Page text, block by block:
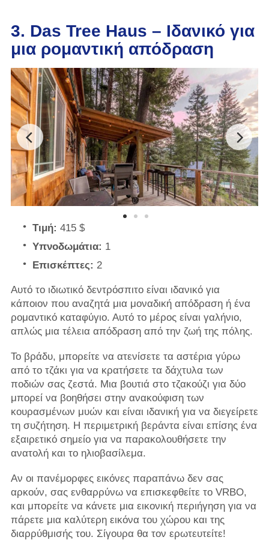
3. Das Tree Haus – Ιδανικό για
μια ρομαντική απόδραση
Τιμή: 415 $
Υπνοδωμάτια: 1
Επισκέπτες: 2
Αυτό το ιδιωτικό δεντρόσπιτο είναι ιδανικό για
κάποιον που αναζητά μια μοναδική απόδραση ή ένα
ρομαντικό καταφύγιο. Αυτό το μέρος είναι γαλήνιο,
απλώς μια τέλεια απόδραση από την ζωή της πόλης.
Το βράδυ, μπορείτε να ατενίσετε τα αστέρια γύρω
από το τζάκι για να κρατήσετε τα δάχτυλα των
ποδιών σας ζεστά. Μια βουτιά στο τζακούζι για δύο
μπορεί να βοηθήσει στην ανακούφιση των
κουρασμένων μυών και είναι ιδανική για να διεγείρετε
τη συζήτηση. Η περιμετρική βεράντα είναι επίσης ένα
εξαιρετικό σημείο για να παρακολουθήσετε την
ανατολή και το ηλιοβασίλεμα.
Αν οι πανέμορφες εικόνες παραπάνω δεν σας
αρκούν, σας ενθαρρύνω να επισκεφθείτε το VRBO,
και μπορείτε να κάνετε μια εικονική περιήγηση για να
πάρετε μια καλύτερη εικόνα του χώρου και της
διαρρύθμισής του. Σίγουρα θα τον ερωτευτείτε!